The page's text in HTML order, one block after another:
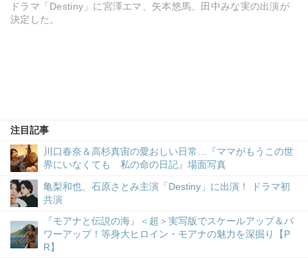
ドラマ「Destiny」に宮澤エマ、矢本悠馬、田中みな実の出演が
決定した。
注目記事
川口春奈＆高杉真宙の愛おしい日常…『ママがもうこの世
界にいなくても 私の命の日記』場面写真
亀梨和也、石原さとみ主演「Destiny」に出演！ ドラマ初
共演
『モアナと伝説の海』＜超＞実写版でスケールアップ＆パ
ワーアップ！等身大ヒロイン・モアナの魅力を深掘り【P
R】